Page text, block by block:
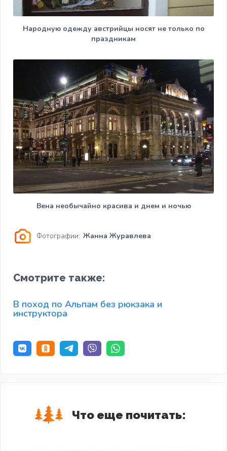
Народную одежду австрийцы носят не только по
праздникам
Вена необычайно красива и днем и ночью
Фотографии: Жанна Журавлева
Смотрите также:
В поход по Альпам без рюкзака и
инструктора
Что еще почитать: